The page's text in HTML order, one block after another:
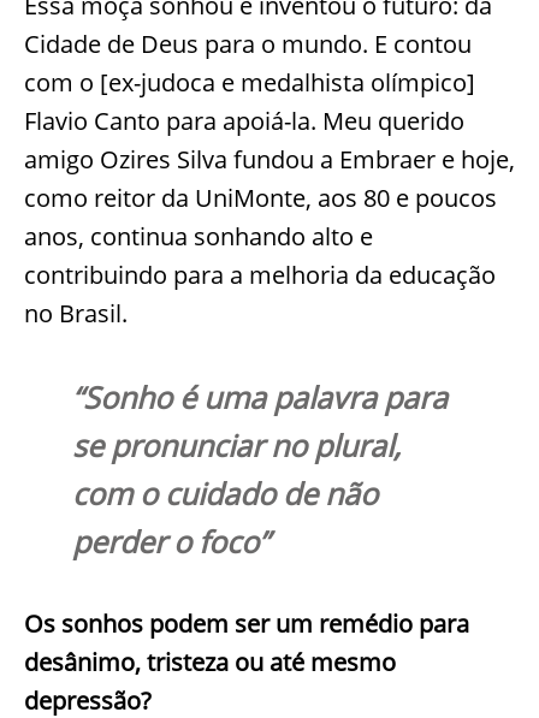
Cidade de Deus para o mundo. E contou
com o [ex-judoca e medalhista olímpico]
Flavio Canto para apoiá-la. Meu querido
amigo Ozires Silva fundou a Embraer e hoje,
como reitor da UniMonte, aos 80 e poucos
anos, continua sonhando alto e
contribuindo para a melhoria da educação
no Brasil.
“Sonho é uma palavra para
se pronunciar no plural,
com o cuidado de não
perder o foco”
Os sonhos podem ser um remédio para
desânimo, tristeza ou até mesmo
depressão?